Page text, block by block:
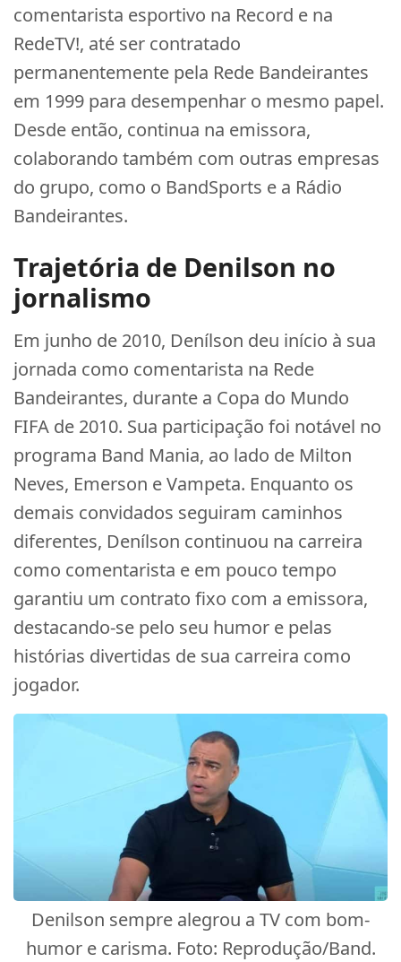
comentarista esportivo na Record e na
RedeTV!, até ser contratado
permanentemente pela Rede Bandeirantes
em 1999 para desempenhar o mesmo papel.
Desde então, continua na emissora,
colaborando também com outras empresas
do grupo, como o BandSports e a Rádio
Bandeirantes.
Trajetória de Denilson no
jornalismo
Em junho de 2010, Denílson deu início à sua
jornada como comentarista na Rede
Bandeirantes, durante a Copa do Mundo
FIFA de 2010. Sua participação foi notável no
programa Band Mania, ao lado de Milton
Neves, Emerson e Vampeta. Enquanto os
demais convidados seguiram caminhos
diferentes, Denílson continuou na carreira
como comentarista e em pouco tempo
garantiu um contrato fixo com a emissora,
destacando-se pelo seu humor e pelas
histórias divertidas de sua carreira como
jogador.
Denilson sempre alegrou a TV com bom-
humor e carisma. Foto: Reprodução/Band.